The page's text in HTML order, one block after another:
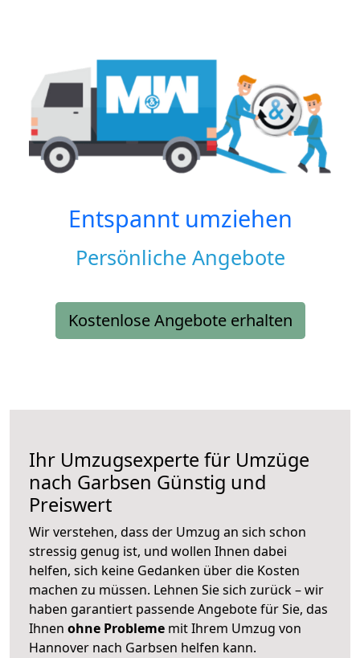
Entspannt umziehen
Persönliche Angebote
Kostenlose Angebote erhalten
Ihr Umzugsexperte für Umzüge
nach Garbsen Günstig und
Preiswert
Wir verstehen, dass der Umzug an sich schon
stressig genug ist, und wollen Ihnen dabei
helfen, sich keine Gedanken über die Kosten
machen zu müssen. Lehnen Sie sich zurück – wir
haben garantiert passende Angebote für Sie, das
Ihnen ohne Probleme mit Ihrem Umzug von
Hannover nach Garbsen helfen kann.